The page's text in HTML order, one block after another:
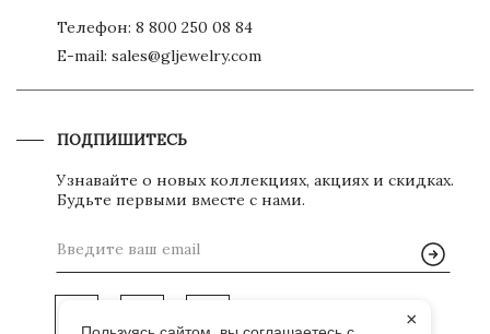
×
Телефон: 8 800 250 08 84
E-mail: sales@gljewelry.com
ПОДПИШИТЕСЬ
Узнавайте о новых коллекциях, акциях и скидках.
Будьте первыми вместе с нами.